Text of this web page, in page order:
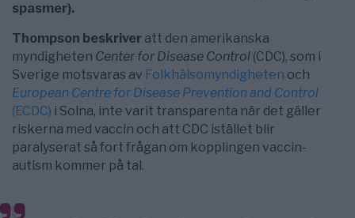
spasmer).
Thompson beskriver att den amerikanska
myndigheten Center for Disease Control (CDC), som i
Sverige motsvaras av Folkhälsomyndigheten och
European Centre for Disease Prevention and Control
(ECDC) i Solna, inte varit transparenta när det gäller
riskerna med vaccin och att CDC istället blir
paralyserat så fort frågan om kopplingen vaccin-
autism kommer på tal.